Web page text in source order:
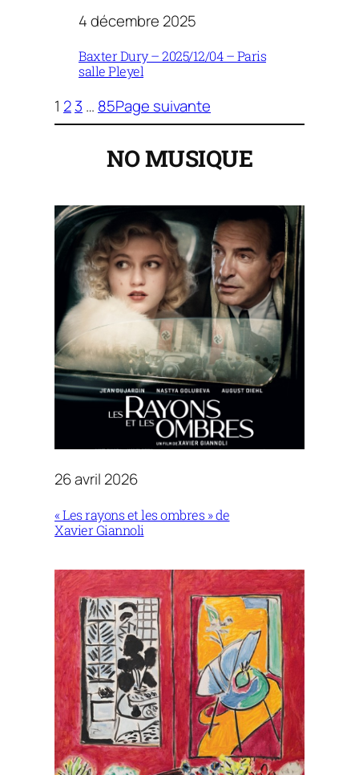
4 décembre 2025
Baxter Dury – 2025/12/04 – Paris
salle Pleyel
1 23 … 85Page suivante
NO MUSIQUE
26 avril 2026
« Les rayons et les ombres » de
Xavier Giannoli